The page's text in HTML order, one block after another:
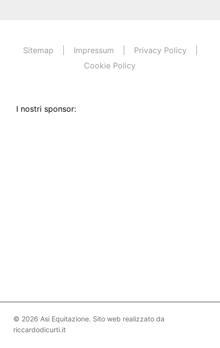
Sitemap Impressum
Privacy Policy
Cookie Policy
I nostri sponsor:
© 2026 Asi Equitazione. Sito web realizzato da
riccardodicurti.it